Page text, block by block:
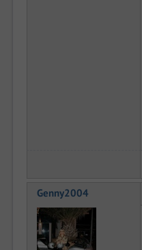
Genny2004